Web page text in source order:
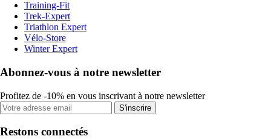
Training-Fit
Trek-Expert
Triathlon Expert
Vélo-Store
Winter Expert
Abonnez-vous à notre newsletter
Profitez de -10% en vous inscrivant à notre newsletter
S'inscrire
Restons connectés